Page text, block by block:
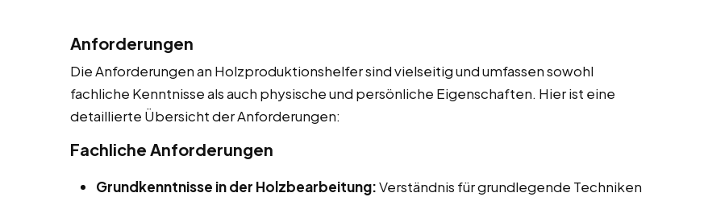
Anforderungen
Die Anforderungen an Holzproduktionshelfer sind vielseitig und umfassen sowohl
fachliche Kenntnisse als auch physische und persönliche Eigenschaften. Hier ist eine
detaillierte Übersicht der Anforderungen:
Fachliche Anforderungen
Grundkenntnisse in der Holzbearbeitung:Verständnis für grundlegende Techniken